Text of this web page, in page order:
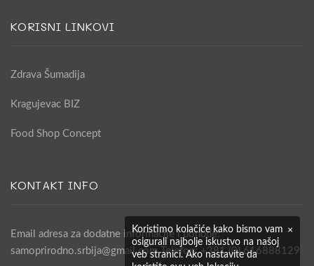
KORISNI LINKOVI
Zdrava Šumadija
Kragujevac BIZ
Food Shop Concept
KONTAKT INFO
Email adresa za dodatne informacije i ponude:
samoprirodno.srbija@gmail.com Telefon: +381 (0) 616888129
×
Koristimo kolačiće kako bismo vam
osigurali najbolje iskustvo na našoj
veb stranici. Ako nastavite da